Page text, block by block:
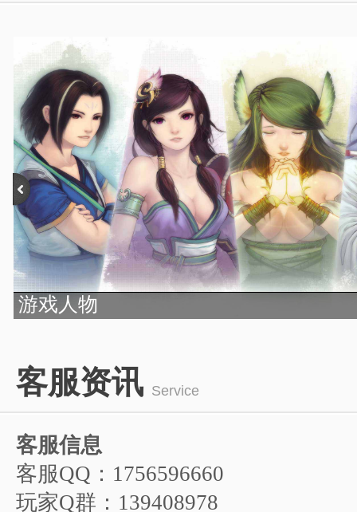
游戏人物
4
5
6
客服资讯 Service
客服信息
客服QQ：1756596660
玩家Q群：139408978